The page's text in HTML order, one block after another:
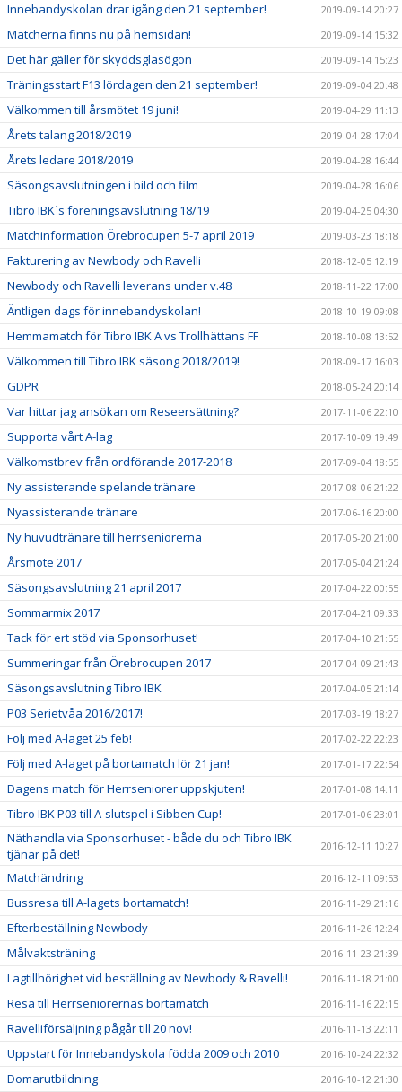
Innebandyskolan drar igång den 21 september! 2019-09-14 20:27
Matcherna finns nu på hemsidan! 2019-09-14 15:32
Det här gäller för skyddsglasögon 2019-09-14 15:23
Träningsstart F13 lördagen den 21 september! 2019-09-04 20:48
Välkommen till årsmötet 19 juni! 2019-04-29 11:13
Årets talang 2018/2019 2019-04-28 17:04
Årets ledare 2018/2019 2019-04-28 16:44
Säsongsavslutningen i bild och film 2019-04-28 16:06
Tibro IBK´s föreningsavslutning 18/19 2019-04-25 04:30
Matchinformation Örebrocupen 5-7 april 2019 2019-03-23 18:18
Fakturering av Newbody och Ravelli 2018-12-05 12:19
Newbody och Ravelli leverans under v.48 2018-11-22 17:00
Äntligen dags för innebandyskolan! 2018-10-19 09:08
Hemmamatch för Tibro IBK A vs Trollhättans FF 2018-10-08 13:52
Välkommen till Tibro IBK säsong 2018/2019! 2018-09-17 16:03
GDPR 2018-05-24 20:14
Var hittar jag ansökan om Reseersättning? 2017-11-06 22:10
Supporta vårt A-lag 2017-10-09 19:49
Välkomstbrev från ordförande 2017-2018 2017-09-04 18:55
Ny assisterande spelande tränare 2017-08-06 21:22
Nyassisterande tränare 2017-06-16 20:00
Ny huvudtränare till herrseniorerna 2017-05-20 21:00
Årsmöte 2017 2017-05-04 21:24
Säsongsavslutning 21 april 2017 2017-04-22 00:55
Sommarmix 2017 2017-04-21 09:33
Tack för ert stöd via Sponsorhuset! 2017-04-10 21:55
Summeringar från Örebrocupen 2017 2017-04-09 21:43
Säsongsavslutning Tibro IBK 2017-04-05 21:14
P03 Serietvåa 2016/2017! 2017-03-19 18:27
Följ med A-laget 25 feb! 2017-02-22 22:23
Följ med A-laget på bortamatch lör 21 jan! 2017-01-17 22:54
Dagens match för Herrseniorer uppskjuten! 2017-01-08 14:11
Tibro IBK P03 till A-slutspel i Sibben Cup! 2017-01-06 23:01
Näthandla via Sponsorhuset - både du och Tibro IBK
tjänar på det!
2016-12-11 10:27
Matchändring 2016-12-11 09:53
Bussresa till A-lagets bortamatch! 2016-11-29 21:16
Efterbeställning Newbody 2016-11-26 12:24
Målvaktsträning 2016-11-23 21:39
Lagtillhörighet vid beställning av Newbody & Ravelli! 2016-11-18 21:00
Resa till Herrseniorernas bortamatch 2016-11-16 22:15
Ravelliförsäljning pågår till 20 nov! 2016-11-13 22:11
Uppstart för Innebandyskola födda 2009 och 2010 2016-10-24 22:32
Domarutbildning 2016-10-12 21:30